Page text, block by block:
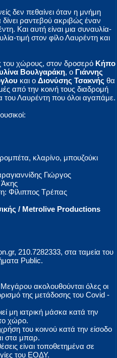
δεν πεθαίνει όταν η μνήμη
ραντεβού ακριβώς έναν
Και αυτή είναι μια συναυλία-
τιμή στον φίλο Λαυρέντη και
χώρους, στον δροσερό Κήπο
Βουλγαράκη, ο Γιάννης
και ο Διονύσης Τσακνής θα
από την κοινή τους διαδρομή
του Λαυρέντη που όλοι αγαπάμε.
κλαρίνο, μπουζούκι
Γιώργος
Φίλιππος Τρέπας
/ Metrolive Productions
210.7282333, στα ταμεία του
Public.
ακολουθούνται όλες οι
της μετάδοσης του Covid -
μη ιατρική μάσκα κατά την
χώρο.
του κοινού κατά την είσοδο
στα μπαρ.
είναι τοποθετημένα σε
του ΕΟΔΥ.